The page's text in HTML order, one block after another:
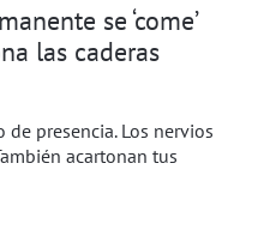
se ‘come’
las caderas
presencia. Los nervios
acartonan tus